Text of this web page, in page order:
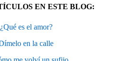
EN ESTE BLOG:
¿Qué es el amor?
en la calle